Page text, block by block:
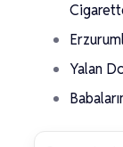
Yalan